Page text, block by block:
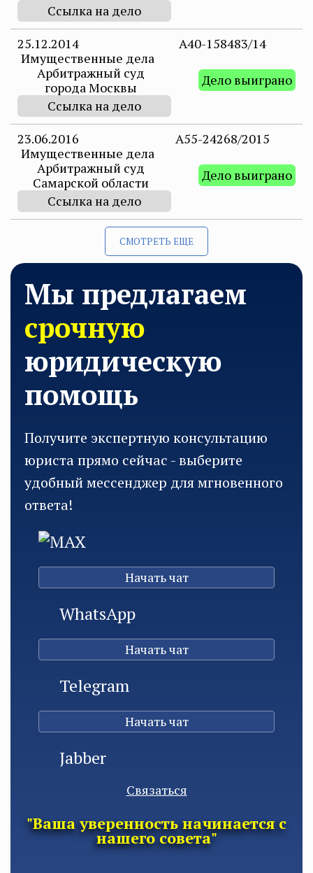
Ссылка на дело
25.12.2014
А40-158483/14
Имущественные дела
Арбитражный суд
города Москвы
Дело выиграно
Ссылка на дело
23.06.2016
А55-24268/2015
Имущественные дела
Арбитражный суд
Самарской области
Дело выиграно
Ссылка на дело
СМОТРЕТЬ ЕЩЕ
Мы предлагаем
срочную
юридическую
помощь
Получите экспертную консультацию
юриста прямо сейчас - выберите
удобный мессенджер для мгновенного
ответа!
MAX
Начать чат
WhatsApp
Начать чат
Telegram
Начать чат
Jabber
Связаться
"Ваша уверенность начинается с
нашего совета"